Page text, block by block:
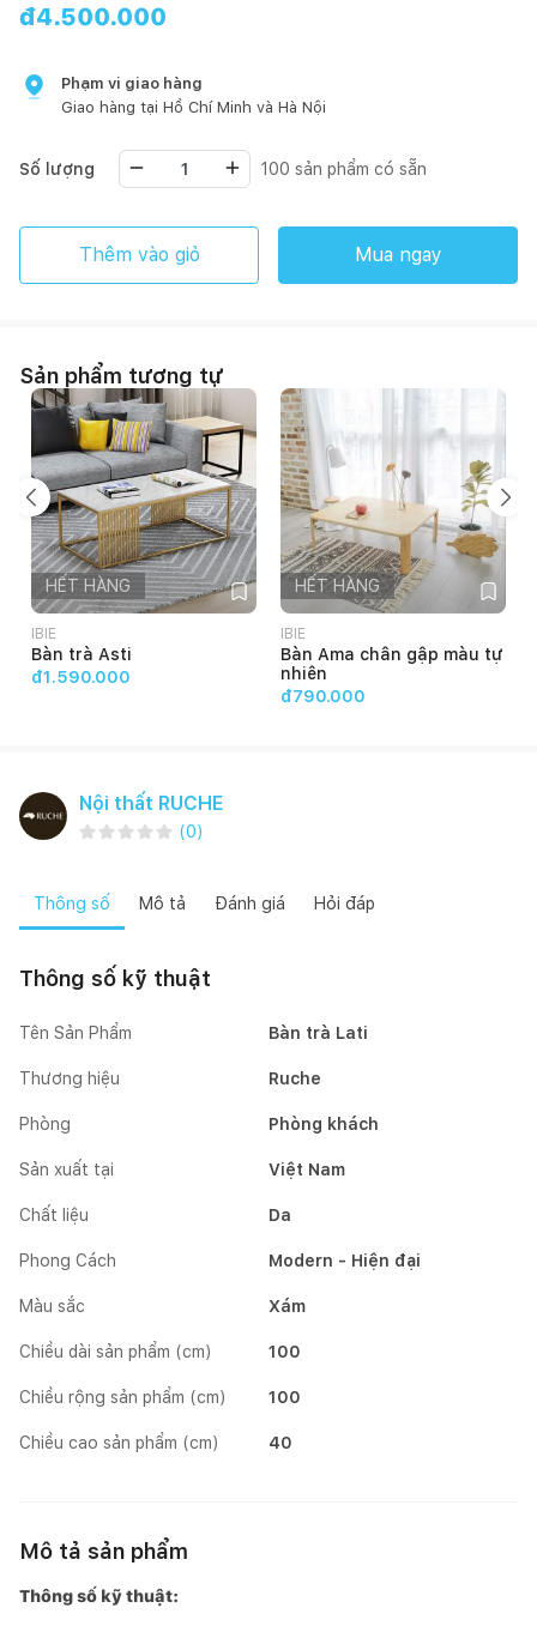
đ4.500.000
Phạm vi giao hàng
Giao hàng tại Hồ Chí Minh và Hà Nội
Số lượng 100 sản phẩm có sẵn
Thêm vào giỏ Mua ngay
Sản phẩm tương tự
HẾT HÀNG
IBIE
Bàn trà Asti
đ1.590.000
HẾT HÀNG
IBIE
Bàn Ama chân gập màu tự
nhiên
đ790.000
Nội thất RUCHE
(0)
Thông số Mô tả Đánh giá Hỏi đáp
Thông số kỹ thuật
Tên Sản Phẩm Bàn trà Lati
Thương hiệu Ruche
Phòng Phòng khách
Sản xuất tại Việt Nam
Chất liệu Da
Phong Cách Modern - Hiện đại
Màu sắc Xám
Chiều dài sản phẩm (cm) 100
Chiều rộng sản phẩm (cm) 100
Chiều cao sản phẩm (cm) 40
Mô tả sản phẩm
Thông số kỹ thuật: